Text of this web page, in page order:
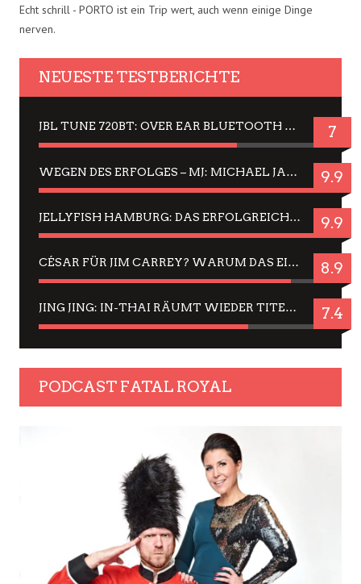
Echt schrill - PORTO ist ein Trip wert, auch wenn einige Dinge
nerven.
NEUESTE TESTBERICHTE
JBL TUNE 720BT: OVER EAR BLUETOOTH KOPFHÖRER UM DIE 50,-€ IM DAUER-TEST 7
WEGEN DES ERFOLGES – MJ: MICHAEL JACKSON MUSICAL IN EINER MATINEE SEHEN 9.9
JELLYFISH HAMBURG: DAS ERFOLGREICHE SOMMER-MENÜ 2025 IN GEFÜHLEN UND BILDERN 9.9
CÉSAR FÜR JIM CARREY? WARUM DAS EINER DER NERVIGSTEN ACTORS IST UND BLEIBT 8.9
JING JING: IN-THAI RÄUMT WIEDER TITEL AB – EIN ZWEI-STUNDEN-ERLEBNISBERICHT 7.4
PODCAST FATAL ROYAL